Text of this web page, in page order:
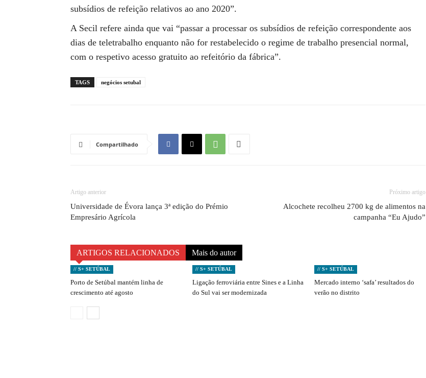
subsídios de refeição relativos ao ano 2020”.
A Secil refere ainda que vai “passar a processar os subsídios de refeição correspondente aos
dias de teletrabalho enquanto não for restabelecido o regime de trabalho presencial normal,
com o respetivo acesso gratuito ao refeitório da fábrica”.
TAGS negócios setubal
Compartilhado
Artigo anterior
Universidade de Évora lança 3ª edição do Prémio
Empresário Agrícola
Próximo artigo
Alcochete recolheu 2700 kg de alimentos na
campanha “Eu Ajudo”
ARTIGOS RELACIONADOS Mais do autor
// S+ SETÚBAL
Porto de Setúbal mantém linha de
crescimento até agosto
// S+ SETÚBAL
Ligação ferroviária entre Sines e a Linha
do Sul vai ser modernizada
// S+ SETÚBAL
Mercado interno ‘safa’ resultados do
verão no distrito